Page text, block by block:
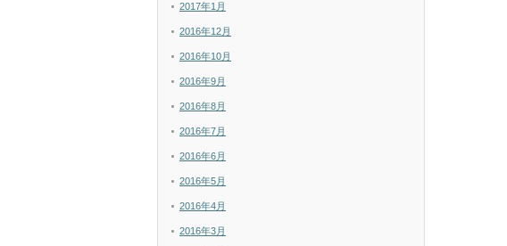
2017年1月
2016年12月
2016年10月
2016年9月
2016年8月
2016年7月
2016年6月
2016年5月
2016年4月
2016年3月